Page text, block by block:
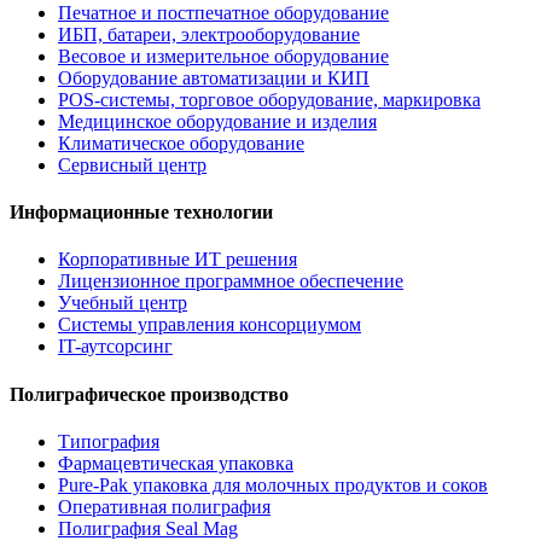
Печатное и постпечатное оборудование
ИБП, батареи, электрооборудование
Весовое и измерительное оборудование
Оборудование автоматизации и КИП
POS-системы, торговое оборудование, маркировка
Медицинское оборудование и изделия
Климатическое оборудование
Сервисный центр
Информационные технологии
Корпоративные ИТ решения
Лицензионное программное обеспечение
Учебный центр
Системы управления консорциумом
IT-аутсорсинг
Полиграфическое производство
Типография
Фармацевтическая упаковка
Pure-Pak упаковка для молочных продуктов и соков
Оперативная полиграфия
Полиграфия Seal Mag